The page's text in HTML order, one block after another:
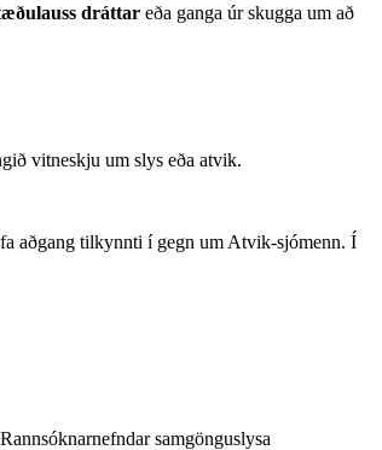
dráttar eða ganga úr skugga um að
vitneskju um slys eða atvik.
aðgang tilkynnti í gegn um Atvik-sjómenn. Í
samgönguslysa